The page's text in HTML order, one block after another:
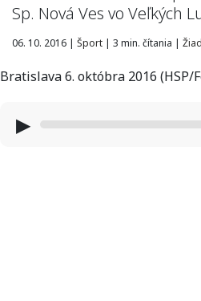
Sp. Nová Ves vo Veľkých
06. 10. 2016 | Šport | 3 min. čítania |
Bratislava 6. októbra 2016 (HSP/
▶